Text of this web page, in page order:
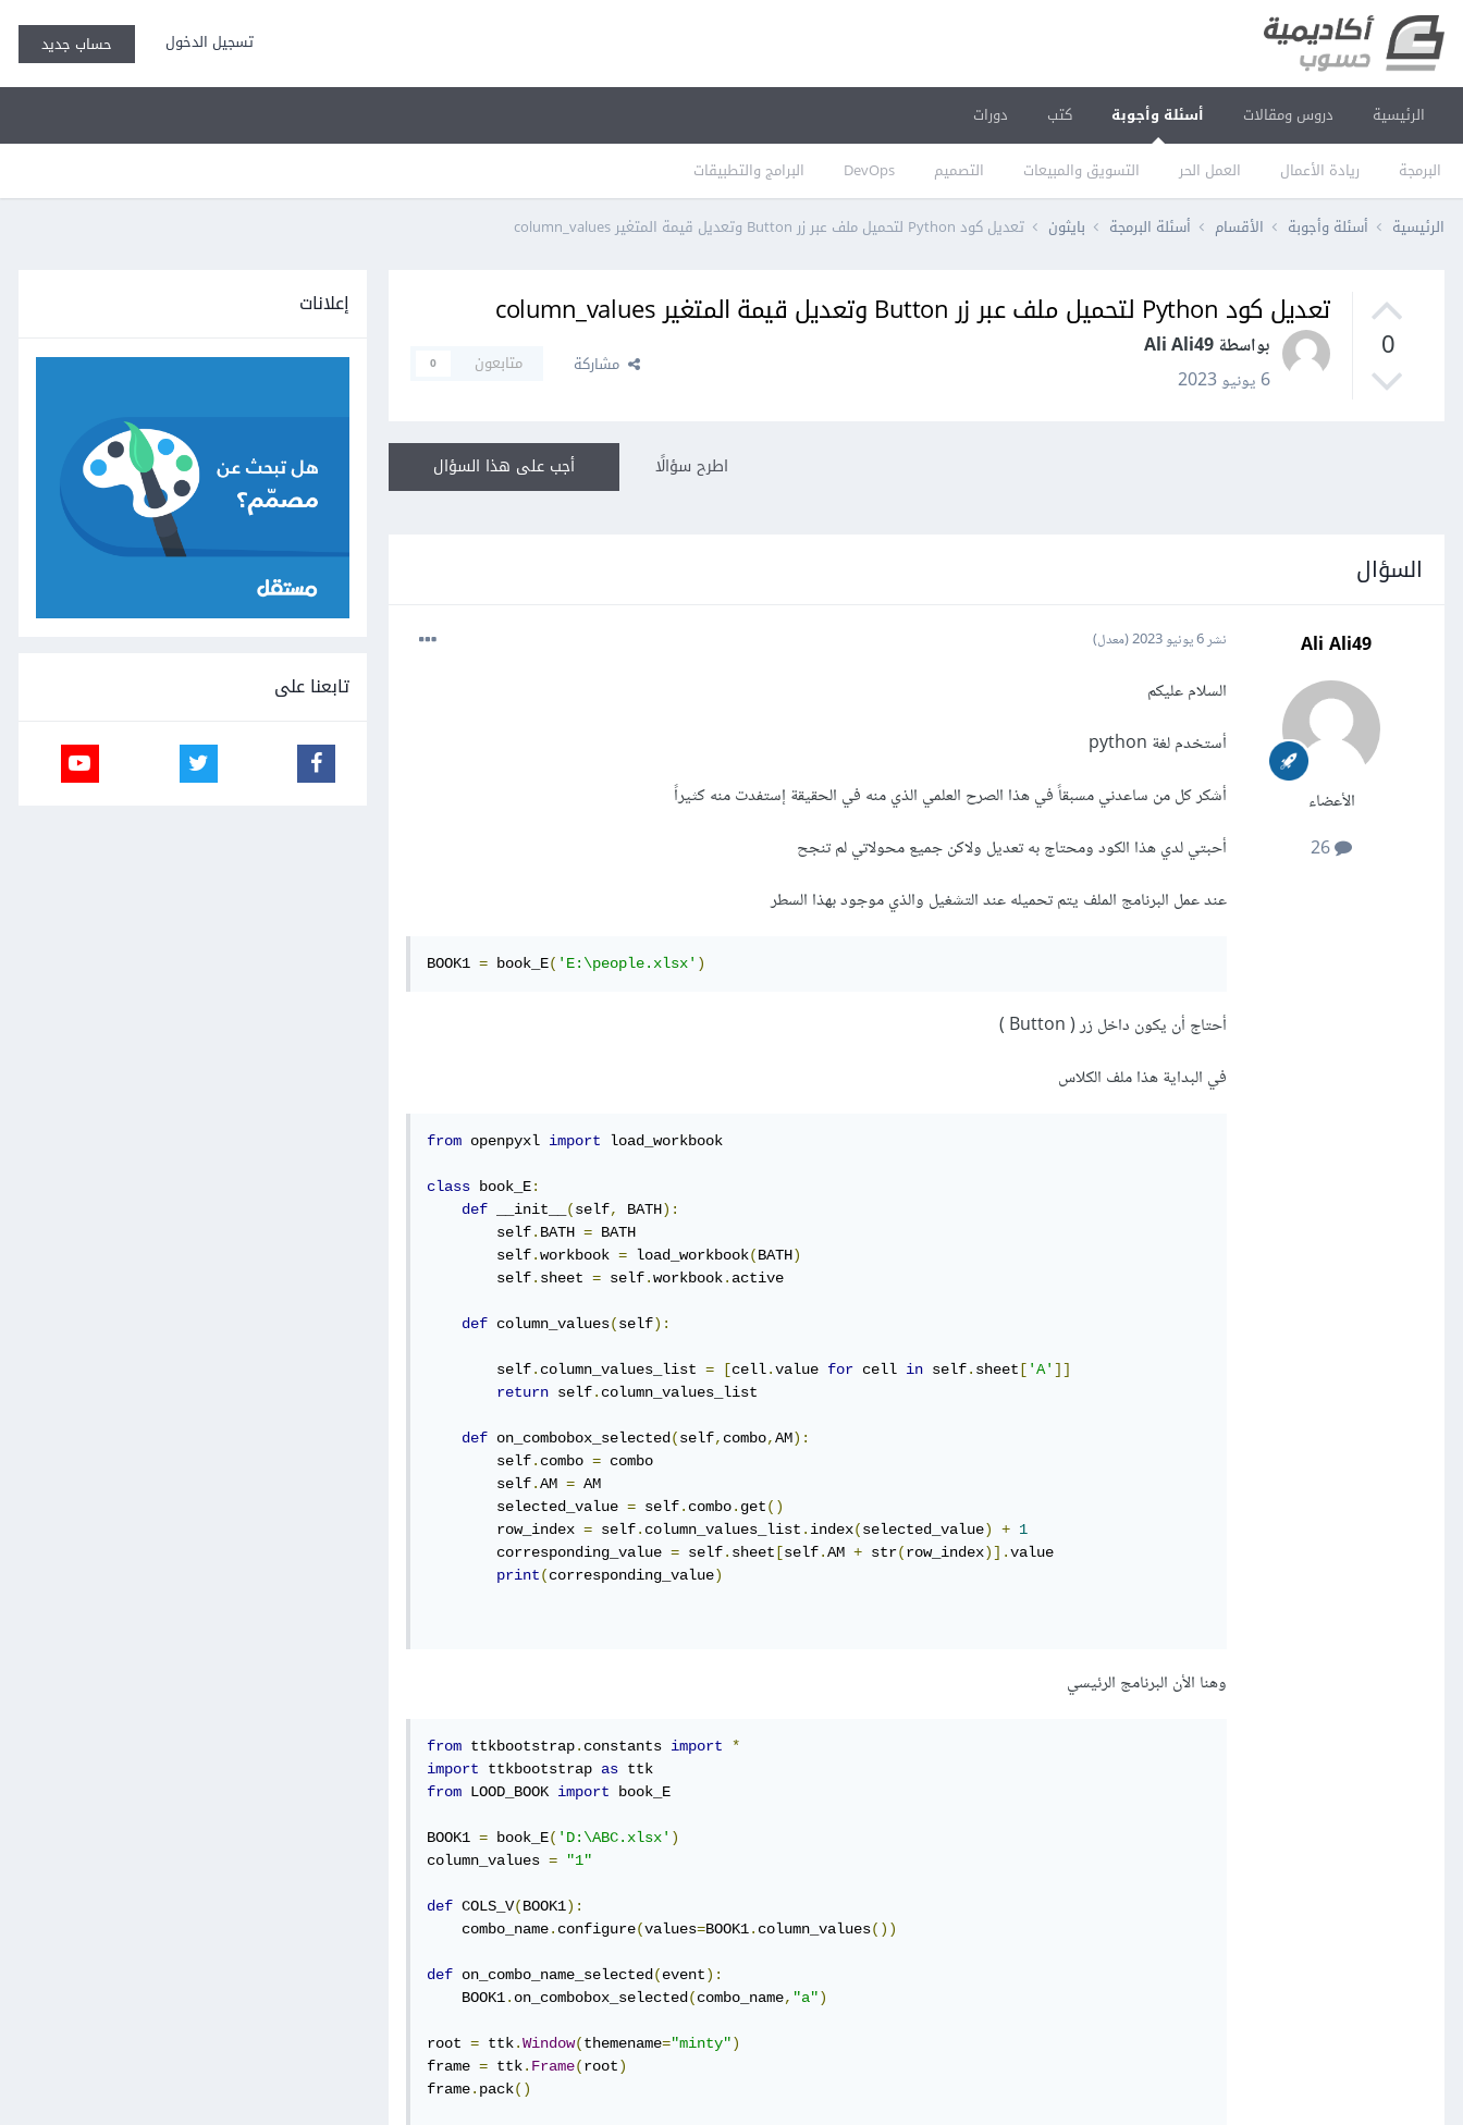
تسجيل الدخول حساب جديد
الرئيسية دروس ومقالات أسئلة وأجوبة
البرمجة ريادة الأعمال العمل الحر التسويق والمبيعات التصميم DevOps البرامج والتطبيقات
كتب دورات
الرئيسية أسئلة وأجوبة الأقسام أسئلة البرمجة بايثون تعديل كود Python لتحميل ملف عبر زر Button وتعديل قيمة المتغير column_values
0
تعديل كود Python لتحميل ملف عبر زر Button وتعديل قيمة المتغير column_values
بواسطة Ali Ali49
6 يونيو 2023
مشاركة متابعون 0
أجب على هذا السؤال اطرح سؤالًا
السؤال
Ali Ali49
الأعضاء
نشر6 يونيو 2023 (معدل)
السلام عليكم
أستخدم لغة python
أشكر كل من ساعدني مسبقاً في هذا الصرح العلمي الذي منه في الحقيقة إستفدت منه كثيراً
أحبتي لدي هذا الكود ومحتاج به تعديل ولاكن جميع محولاتي لم تنجح
عند عمل البرنامج الملف يتم تحميله عند التشغيل والذي موجود بهذا السطر
BOOK1 = book_E( 'E:\people.xlsx' )
أحتاج أن يكون داخل زر ( Button )
في البداية هذا ملف الكلاس
from openpyxl import load_workbook
class book_E:
def __init__ (self, BATH):
        self
. BATH = BATH
        self
.workbook = load_workbook(BATH)
        self
. sheet = self.workbook. active
def column_values(self):
        self
. column_values_list = [cell.value for cell in self. sheet [ 'A' ]]
return self. column_values_list
def on_combobox_selected (self, combo,AM):
        self
. combo = combo
        self
.AM = AM
        selected_value
= self. combo. get()
        row_index
= self. column_values_list . index(selected_value) + 1
        corresponding_value
= self. sheet [self.AM + str(row_index)].value
print(corresponding_value)
وهنا الأن البرنامج الرئيسي
from ttkbootstrap. constants import
*
import ttkbootstrap as
from LOOD_BOOK import book_E
BOOK1 = book_E( 'D:\ABC.xlsx' )
column_values = "1"
def COLS_V(BOOK1):
    combo_name
. configure(values=BOOK1. column_values())
def on_combo_name_selected (event):
    BOOK1
. on_combobox_selected (combo_name, "a")
root = ttk.Window(themename="minty")
frame = ttk. Frame(root)
frame. pack()
إعلانات
تابعنا على